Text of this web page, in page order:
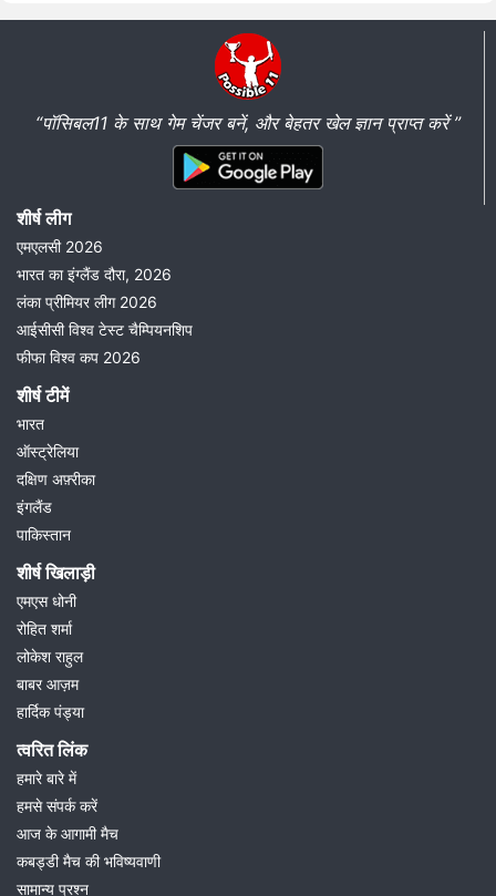
“पॉसिबल11 के साथ गेम चेंजर बनें, और बेहतर खेल ज्ञान प्राप्त करें ”
शीर्ष लीग
एमएलसी 2026
भारत का इंग्लैंड दौरा, 2026
लंका प्रीमियर लीग 2026
आईसीसी विश्व टेस्ट चैम्पियनशिप
फीफा विश्व कप 2026
शीर्ष टीमें
भारत
ऑस्ट्रेलिया
दक्षिण अफ़्रीका
इंगलैंड
पाकिस्तान
शीर्ष खिलाड़ी
एमएस धोनी
रोहित शर्मा
लोकेश राहुल
बाबर आज़म
हार्दिक पंड्या
त्वरित लिंक
हमारे बारे में
हमसे संपर्क करें
आज के आगामी मैच
कबड्डी मैच की भविष्यवाणी
सामान्य प्रश्न